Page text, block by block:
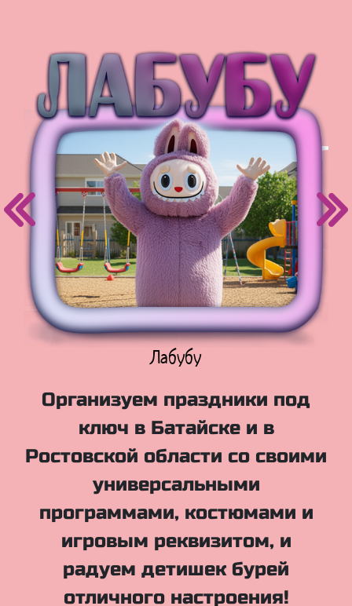
Куклы Лол
Организуем праздники под
ключ в Батайске и в
Ростовской области со своими
универсальными
программами, костюмами и
игровым реквизитом, и
радуем детишек бурей
отличного настроения!